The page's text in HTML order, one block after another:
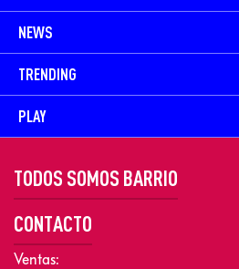
NEWS
TRENDING
PLAY
TODOS SOMOS BARRIO
CONTACTO
Ventas: